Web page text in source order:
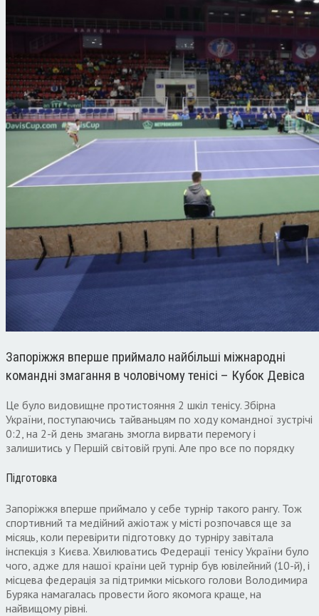
Запоріжжя вперше приймало найбільші міжнародні
командні змагання в чоловічому тенісі – Кубок Девіса
Це було видовищне протистояння 2 шкіл тенісу. Збірна
України, поступаючись тайваньцям по ходу командної зустрічі
0:2, на 2-й день змагань змогла вирвати перемогу і
залишитись у Першій світовій групі. Але про все по порядку
Підготовка
Запоріжжя вперше приймало у себе турнір такого рангу. Тож
спортивний та медійний ажіотаж у місті розпочався ще за
місяць, коли перевірити підготовку до турніру завітала
інспекція з Києва. Хвилюватись Федерації тенісу України було
чого, адже для нашої країни цей турнір був ювілейний (10-й), і
місцева федерація за підтримки міського голови Володимира
Буряка намагалась провести його якомога краще, на
найвищому рівні.